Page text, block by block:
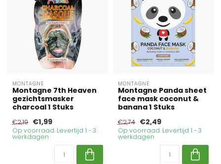
MONTAGNE
Montagne 7th Heaven
gezichtsmasker
charcoal 1 Stuks
€2,19 €1,99
Op voorraad. Levertijd 1 - 3
werkdagen
MONTAGNE
Montagne Panda sheet
face mask coconut &
banana 1 Stuks
€2,74 €2,49
Op voorraad. Levertijd 1 - 3
werkdagen